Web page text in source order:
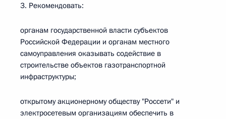
3. Рекомендовать:
органам государственной власти субъектов
Российской Федерации и органам местного
самоуправления оказывать содействие в
строительстве объектов газотранспортной
инфраструктуры;
открытому акционерному обществу "Россети" и
электросетевым организациям обеспечить в